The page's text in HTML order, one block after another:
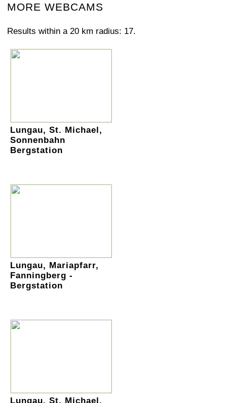
MORE WEBCAMS
Results within a 20 km radius: 17.
Lungau, St. Michael,
Sonnenbahn
Bergstation
Lungau, Mariapfarr,
Fanningberg -
Bergstation
Lungau, St. Michael,